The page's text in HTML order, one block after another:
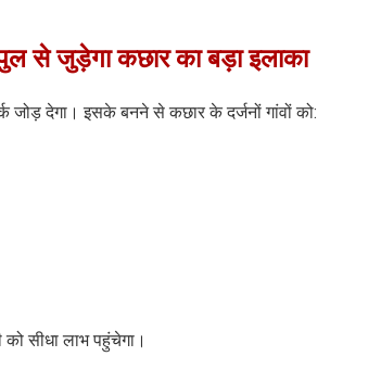
से जुड़ेगा कछार का बड़ा इलाका
जोड़ देगा। इसके बनने से कछार के दर्जनों गांवों को:
सीधा लाभ पहुंचेगा।